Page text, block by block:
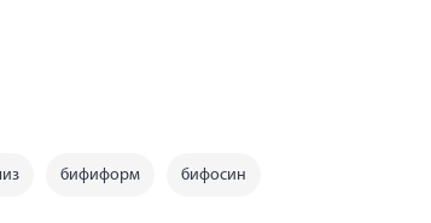
бифиформ бифосин